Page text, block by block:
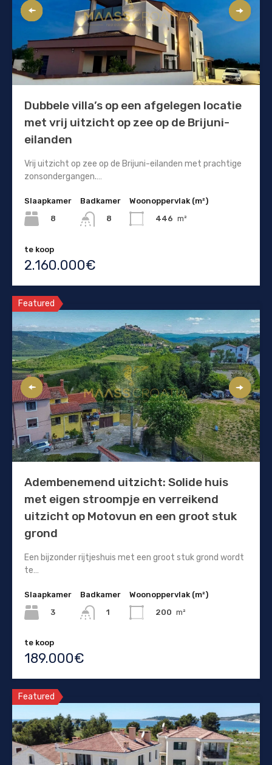
Dubbele villa’s op een afgelegen locatie
met vrij uitzicht op zee op de Brijuni-
eilanden
Vrij uitzicht op zee op de Brijuni-eilanden met prachtige
zonsondergangen.…
Slaapkamer
8
Badkamer
8
Woonoppervlak (m²)
446 m²
te koop
2.160.000€
Featured
Adembenemend uitzicht: Solide huis
met eigen stroompje en verreikend
uitzicht op Motovun en een groot stuk
grond
Een bijzonder rijtjeshuis met een groot stuk grond wordt
te…
Slaapkamer
3
Badkamer
1
Woonoppervlak (m²)
200 m²
te koop
189.000€
Featured